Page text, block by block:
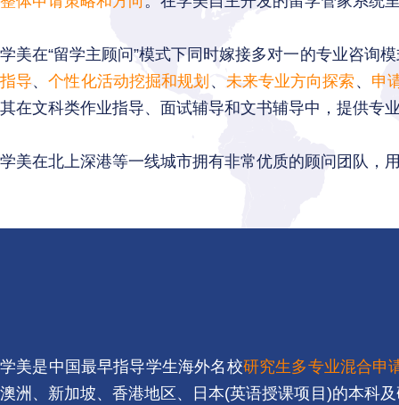
学美在“留学主顾问”模式下同时嫁接多对一的专业咨询
指导、个性化活动挖掘和规划 、 未来专业方向探索 、 申
其在文科类作业指导、面试辅导和文书辅导中，提供专
学美在北上深港等一线城市拥有非常优质的顾问团队，
学美是中国最早指导学生海外名校研究生多专业混合申
澳洲、新加坡、香港地区、日本(英语授课项目)的本科